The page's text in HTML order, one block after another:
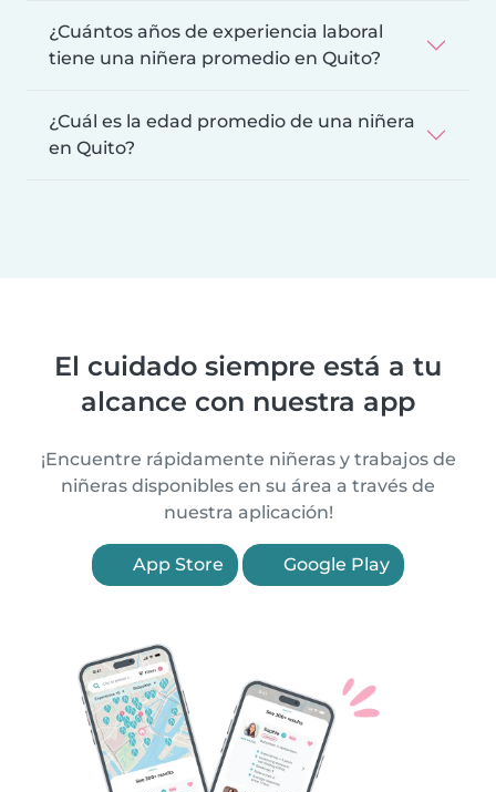
¿Cuántos años de experiencia laboral
tiene una niñera promedio en Quito?
¿Cuál es la edad promedio de una niñera
en Quito?
El cuidado siempre está a tu
alcance con nuestra app
¡Encuentre rápidamente niñeras y trabajos de
niñeras disponibles en su área a través de
nuestra aplicación!
App Store Google Play